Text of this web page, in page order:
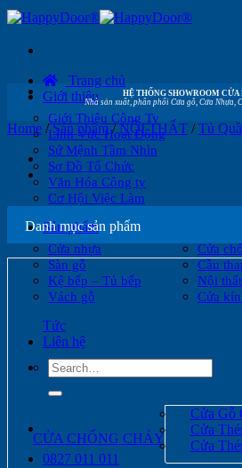
Skip
content
Trang chủ
Giới thiệu
Giới Thiệu Công Ty
Lĩnh Vực Hoạt Động
Sứ Mệnh Tầm Nhìn
Sơ Đồ Tổ Chức
Văn Hóa Công ty
Cơ Hội Việc Làm
Sản phẩm
Cửa nhựa
Cửa
Sàn gỗ
Cầu
Kệ bếp – Tủ bếp
Nội
Vách gỗ
Cửa
Tức
Liên hệ
Search
for:
0827 011 011
HỆ THỐNG SHOWROOM
Nhà sản xuất, phân phối Cửa gỗ, Cửa Nhựa,
Home / Sản phẩm / NỘI THẤT / Tủ
Danh mục sản phẩm
CỬA CHỐNG CHÁY
Cửa Gỗ
Cửa
Cửa